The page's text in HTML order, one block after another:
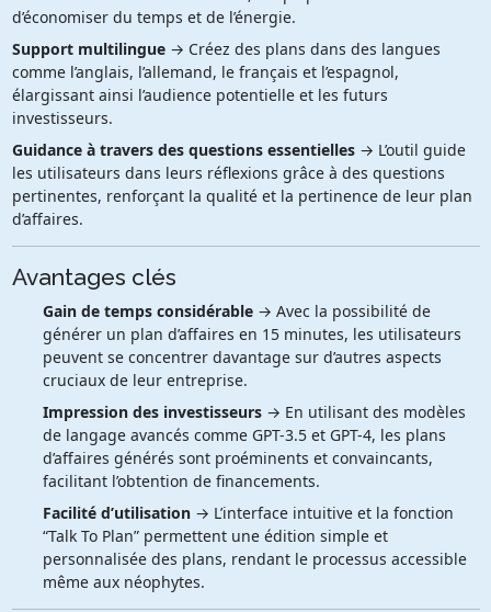
d’économiser du temps et de l’énergie.
Support multilingue→ Créez des plans dans des langues
comme l’anglais, l’allemand, le français et l’espagnol,
élargissant ainsi l’audience potentielle et les futurs
investisseurs.
Guidance à travers des questions essentielles→ L’outil guide
les utilisateurs dans leurs réflexions grâce à des questions
pertinentes, renforçant la qualité et la pertinence de leur plan
d’affaires.
Avantages clés
Gain de temps considérable→ Avec la possibilité de
générer un plan d’affaires en 15 minutes, les utilisateurs
peuvent se concentrer davantage sur d’autres aspects
cruciaux de leur entreprise.
Impression des investisseurs→ En utilisant des modèles
de langage avancés comme GPT-3.5 et GPT-4, les plans
d’affaires générés sont proéminents et convaincants,
facilitant l’obtention de financements.
Facilité d’utilisation→ L’interface intuitive et la fonction
“Talk To Plan” permettent une édition simple et
personnalisée des plans, rendant le processus accessible
même aux néophytes.